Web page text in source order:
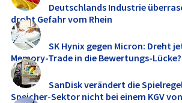
Deutschlands Industrie
droht Gefahr vom Rhein
SK Hynix gegen Micron: Dreht
Memory‑Trade in die Bewertungs-Lücke?
SanDisk verändert die
Speicher-Sektor nicht bei einem KGV